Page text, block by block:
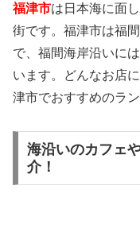
福津市は日本海に面
街です。福津市は福
で、福間海岸沿いに
います。どんなお店
津市でおすすめのラ
海沿いのカフェ
介！